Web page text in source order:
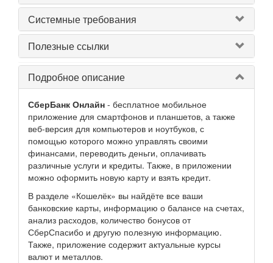
Системные требования
Полезные ссылки
Подробное описание
СберБанк Онлайн - бесплатное мобильное
приложение для смартфонов и планшетов, а также
веб-версия для компьютеров и ноутбуков, с
помощью которого можно управлять своими
финансами, переводить деньги, оплачивать
различные услуги и кредиты. Также, в приложении
можно оформить новую карту и взять кредит.
В разделе «Кошелёк» вы найдёте все ваши
банковские карты, информацию о балансе на счетах,
анализ расходов, количество бонусов от
СберСпасибо и другую полезную информацию.
Также, приложение содержит актуальные курсы
валют и металлов.